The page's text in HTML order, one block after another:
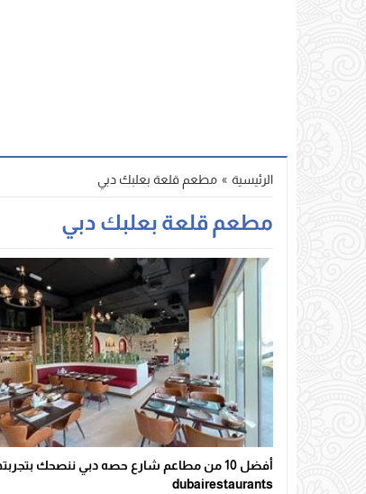
الرئيسية » مطعم قلعة بعلبك دبي
مطعم قلعة بعلبك دبي
dubairestaurants